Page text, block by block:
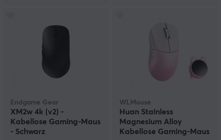
Endgame Gear
XM2w 4k (v2) -
Kabellose Gaming-Maus
- Schwarz
WLMouse
Huan Stainless
Magnesium Alloy
Kabellose Gaming-Maus